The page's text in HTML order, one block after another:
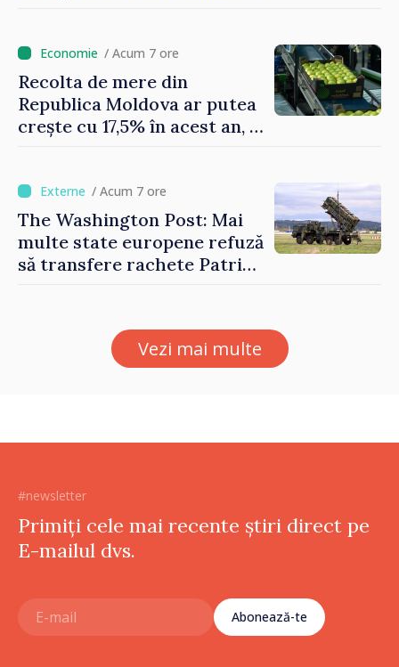
/ Acum 7 ore
Recolta de mere din
Republica Moldova ar putea
crește cu 17,5% în acest an, în
/ Acum 7 ore
The Washington Post: Mai
multe state europene refuză
să transfere rachete Patriot
Vezi mai multe
#newsletter
Primiți cele mai recente știri direct pe
E-mailul dvs.
Abonează-te